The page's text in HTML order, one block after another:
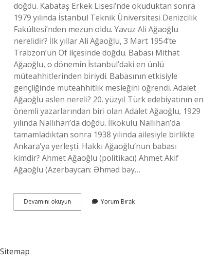
doğdu. Kabataş Erkek Lisesi’nde okuduktan sonra
1979 yılında İstanbul Teknik Üniversitesi Denizcilik
Fakültesi’nden mezun oldu. Yavuz Ali Ağaoğlu
nerelidir? İlk yıllar Ali Ağaoğlu, 3 Mart 1954’te
Trabzon’un Of ilçesinde doğdu. Babası Mithat
Ağaoğlu, o dönemin İstanbul’daki en ünlü
müteahhitlerinden biriydi. Babasının etkisiyle
gençliğinde müteahhitlik mesleğini öğrendi. Adalet
Ağaoğlu aslen nereli? 20. yüzyıl Türk edebiyatının en
önemli yazarlarından biri olan Adalet Ağaoğlu, 1929
yılında Nallıhan’da doğdu. İlkokulu Nallıhan’da
tamamladıktan sonra 1938 yılında ailesiyle birlikte
Ankara’ya yerleşti. Hakkı Ağaoğlu’nun babası
kimdir? Ahmet Ağaoğlu (politikacı) Ahmet Akif
Ağaoğlu (Azerbaycan: Əhməd bəy…
Devamını okuyun Agaoglu
Soyadi
Yorum Bırak
Sitemap